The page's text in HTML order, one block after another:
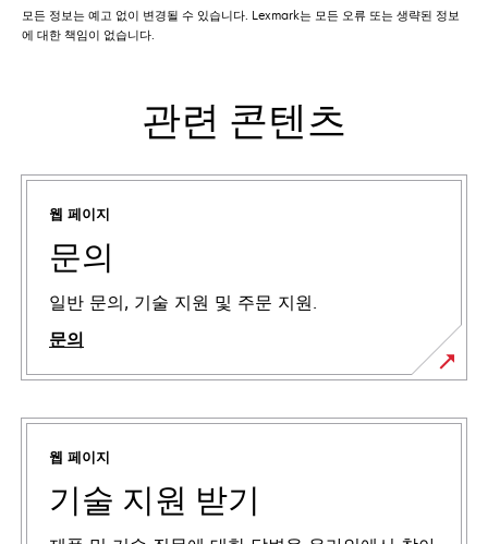
모든 정보는 예고 없이 변경될 수 있습니다. Lexmark는 모든 오류 또는 생략된 정보
에 대한 책임이 없습니다.
관련 콘텐츠
웹 페이지
문의
일반 문의, 기술 지원 및 주문 지원.
문의
웹 페이지
기술 지원 받기